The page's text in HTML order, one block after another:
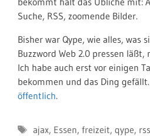
Suche, RSS, zoomende Bilder.
Bisher war Qype, wie alles, was
Buzzword Web 2.0 pressen
Ich habe auch erst vor einigen
bekommen und das Ding gefällt.
öffentlich.
Schlagwörter
ajax, Essen, freizeit, qype, rss